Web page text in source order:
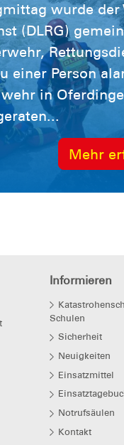
der
kann,
weniger.“
die
Neckar-
Stunden
die
wurde der
(DLRG)
einer Person
in
Mehr
Informieren
Schulen
Sicherheit
Neuigkeiten
Einsatzmittel
Notrufsäulen
Kontakt